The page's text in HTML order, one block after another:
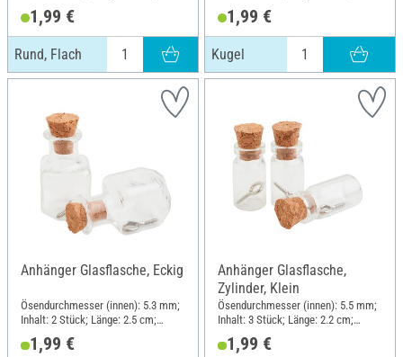
1,99 €
Rund, Flach
Material: Glas
1,99 €
Kugel
Anhänger Glasflasche, Eckig
Ösendurchmesser (innen): 5.3 mm;
Inhalt: 2 Stück; Länge: 2.5 cm;
Breite: 1.5 cm; Material: Glas
1,99 €
Anhänger Glasflasche,
Zylinder, Klein
Ösendurchmesser (innen): 5.5 mm;
Inhalt: 3 Stück; Länge: 2.2 cm;
Durchmesser (außen): 1.1 cm;
Material: Glas
1,99 €